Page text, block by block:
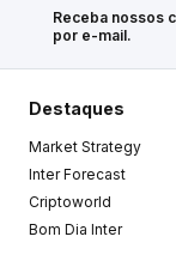
Receba nossos
por e-mail.
Destaques
Market Strategy
Inter Forecast
Criptoworld
Bom Dia Inter